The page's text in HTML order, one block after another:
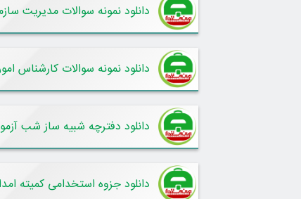
دانلود نمونه سوالات مدیریت
دانلود نمونه سوالات کارشناس
دانلود دفترچه شبیه ساز شب
دانلود جزوه استخدامی کمیته